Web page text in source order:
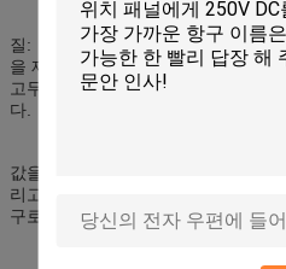
질: 고품질 장비 및 물자는 당신의
을 제공합니다. HHC에는 가족 소유
고무 키패드, 실리콘 전화 키패드 등
다.
값을 매기기: HHC는 세계적인 서비
리고 우리는 표준 가격 떨어져 RMB
구로 만드는 방법을 개발했습니다!